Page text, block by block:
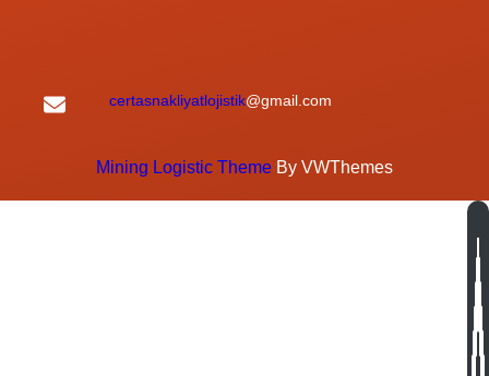
certasnakliyatlojistik@gmail.com
Mining Logistic Theme By VWThemes